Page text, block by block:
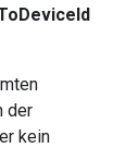
DeviceId
der
kein